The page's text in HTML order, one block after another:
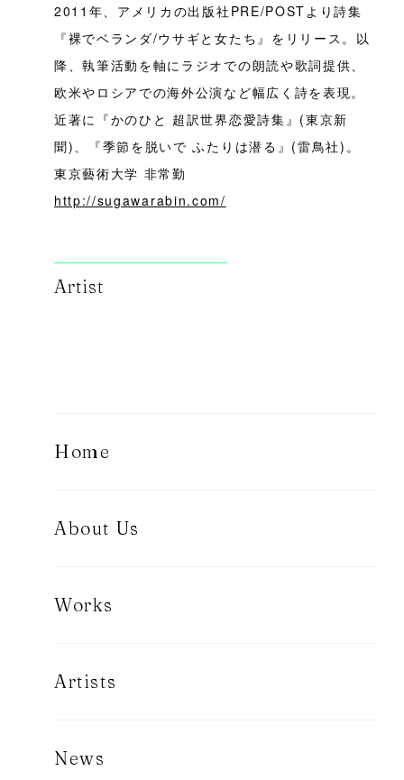
2011年、アメリカの出版社PRE/POSTより詩集
『裸でベランダ/ウサギと女たち』をリリース。以
降、執筆活動を軸にラジオでの朗読や歌詞提供、
欧米やロシアでの海外公演など幅広く詩を表現。
近著に『かのひと 超訳世界恋愛詩集』(東京新
聞)、『季節を脱いで ふたりは潜る』(雷鳥社)。
東京藝術大学 非常勤
http://sugawarabin.com/
Artist
Home
About Us
Works
Artists
News